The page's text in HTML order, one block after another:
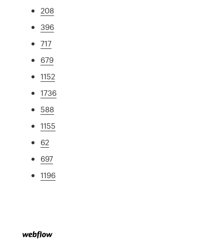
208
396
717
679
1152
1736
588
1155
62
697
1196